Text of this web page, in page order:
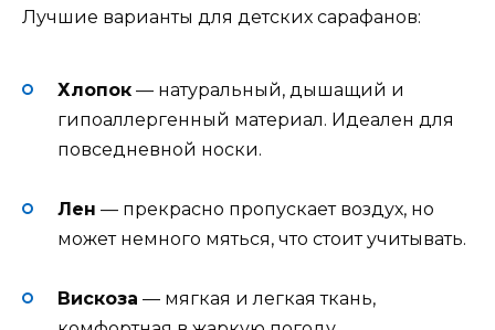
Лучшие варианты для детских сарафанов:
Хлопок — натуральный, дышащий и
гипоаллергенный материал. Идеален для
повседневной носки.
Лен — прекрасно пропускает воздух, но
может немного мяться, что стоит учитывать.
Вискоза — мягкая и легкая ткань,